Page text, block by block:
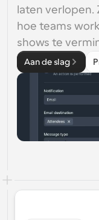
laten
hoe teams
shows te
Aan de slag